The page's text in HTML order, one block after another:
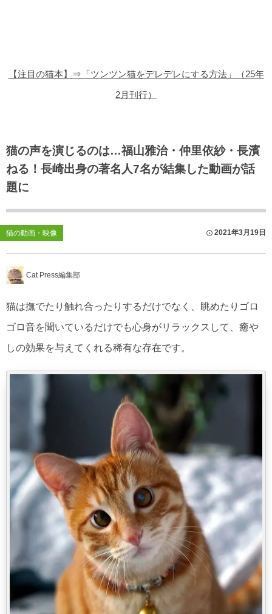
【注目の猫本】⇒「ツンツン猫をデレデレにする方法」（25年
2月刊行）
猫の声を演じるのは…福山雅治・仲里依紗・長濱
ねる！長崎出身の著名人7名が結集した動画が話
題に
猫の動画・映像 2021年3月19日
Cat Press編集部
猫は撫でたり触れ合ったりするだけでなく、眺めたりゴロ
ゴロ音を聞いているだけでも心身がリラックスして、癒や
しの効果を与えてくれる稀有な存在です。
猫のゲーム・アプリ
猫のフリー写真素材